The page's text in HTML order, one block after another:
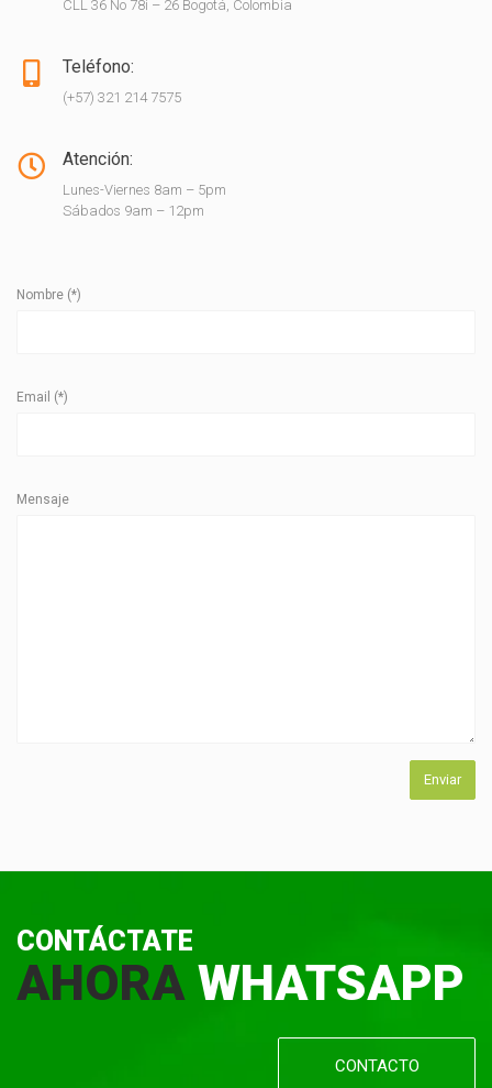
CLL 36 No 78i – 26 Bogotá, Colombia
Teléfono:
(+57) 321 214 7575
Atención:
Lunes-Viernes 8am – 5pm
Sábados 9am – 12pm
Nombre (*)
Email (*)
Mensaje
CONTÁCTATE
AHORA WHATSAPP
CONTACTO